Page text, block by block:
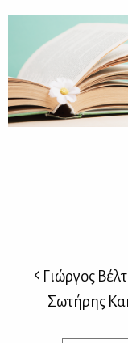
Γιώργος
Σωτήρης